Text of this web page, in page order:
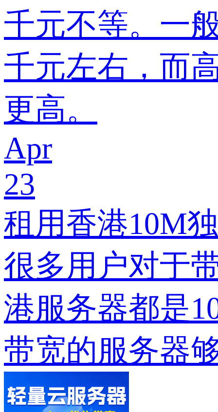
千元不等。一
千元左右，而
更高。
Apr
23
租用香港10M
很多用户对于
港服务器都是
带宽的服务器